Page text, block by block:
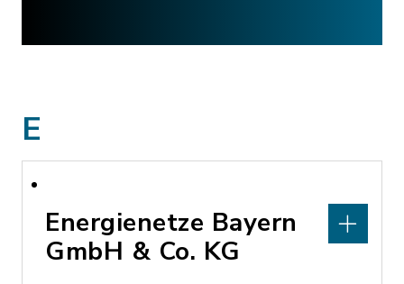
E
Energienetze Bayern
GmbH & Co. KG